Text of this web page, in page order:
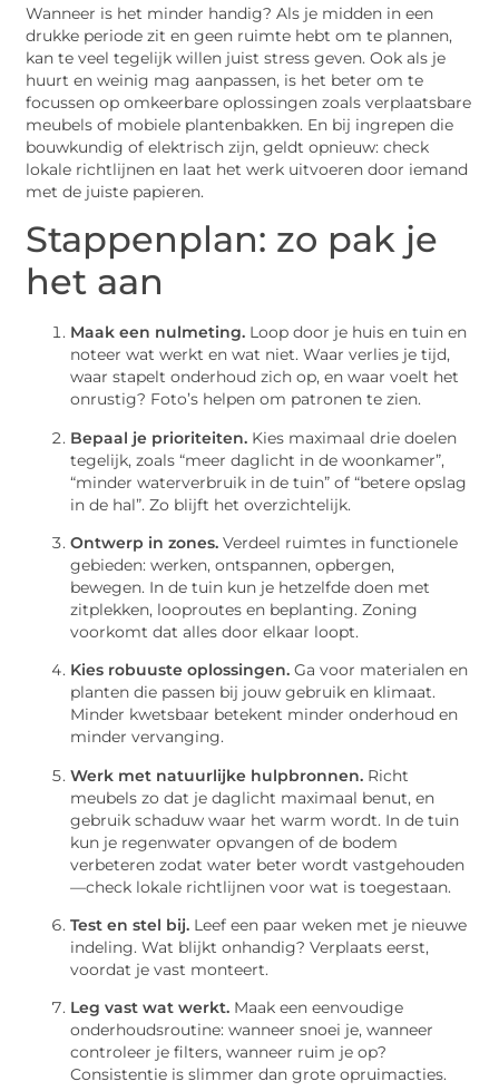
Wanneer is het minder handig? Als je midden in een
drukke periode zit en geen ruimte hebt om te plannen,
kan te veel tegelijk willen juist stress geven. Ook als je
huurt en weinig mag aanpassen, is het beter om te
focussen op omkeerbare oplossingen zoals verplaatsbare
meubels of mobiele plantenbakken. En bij ingrepen die
bouwkundig of elektrisch zijn, geldt opnieuw: check
lokale richtlijnen en laat het werk uitvoeren door iemand
met de juiste papieren.
Stappenplan: zo pak je
het aan
Maak een nulmeting. Loop door je huis en tuin en
noteer wat werkt en wat niet. Waar verlies je tijd,
waar stapelt onderhoud zich op, en waar voelt het
onrustig? Foto’s helpen om patronen te zien.
Bepaal je prioriteiten. Kies maximaal drie doelen
tegelijk, zoals “meer daglicht in de woonkamer”,
“minder waterverbruik in de tuin” of “betere opslag
in de hal”. Zo blijft het overzichtelijk.
Ontwerp in zones. Verdeel ruimtes in functionele
gebieden: werken, ontspannen, opbergen,
bewegen. In de tuin kun je hetzelfde doen met
zitplekken, looproutes en beplanting. Zoning
voorkomt dat alles door elkaar loopt.
Kies robuuste oplossingen. Ga voor materialen en
planten die passen bij jouw gebruik en klimaat.
Minder kwetsbaar betekent minder onderhoud en
minder vervanging.
Werk met natuurlijke hulpbronnen. Richt
meubels zo dat je daglicht maximaal benut, en
gebruik schaduw waar het warm wordt. In de tuin
kun je regenwater opvangen of de bodem
verbeteren zodat water beter wordt vastgehouden
—check lokale richtlijnen voor wat is toegestaan.
Test en stel bij. Leef een paar weken met je nieuwe
indeling. Wat blijkt onhandig? Verplaats eerst,
voordat je vast monteert.
Leg vast wat werkt. Maak een eenvoudige
onderhoudsroutine: wanneer snoei je, wanneer
controleer je filters, wanneer ruim je op?
Consistentie is slimmer dan grote opruimacties.